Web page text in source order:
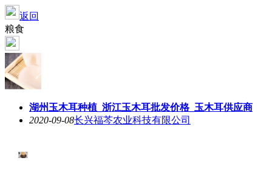
返回
粮食
湖州玉木耳种植_浙江玉木耳批发价格_玉木耳供应商
2020-09-08长兴福芩农业科技有限公司